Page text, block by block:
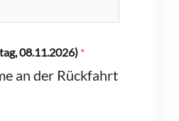
08.11.2026) *
an der Rückfahrt